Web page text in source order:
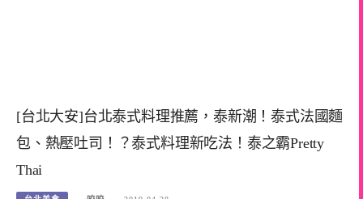
[台北大安]台北泰式料理推薦，泰新潮！泰式法國麵
包、熱壓吐司！？泰式料理新吃法！泰之霸Pretty
Thai